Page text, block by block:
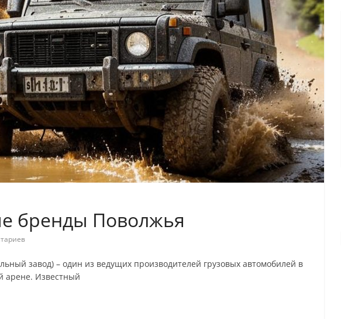
бренды Поволжья
завод) – один из ведущих производителей грузовых автомобилей в
арене. Известный